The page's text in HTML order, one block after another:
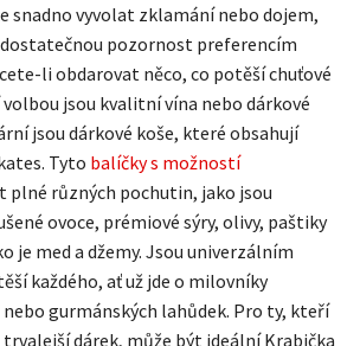
snadno vyvolat zklamání nebo dojem,
pozornost preferencím
li obdarovat něco, co potěší chuťové
jsou kvalitní vína nebo dárkové
jsou dárkové koše, které obsahují
Tyto balíčky s možností
plné různých pochutin, jako jsou
ovoce, prémiové sýry, olivy, paštiky
je med a džemy. Jsou univerzálním
každého, ať už jde o milovníky
gurmánských lahůdek. Pro ty, kteří
dárek, může být ideální Krabička